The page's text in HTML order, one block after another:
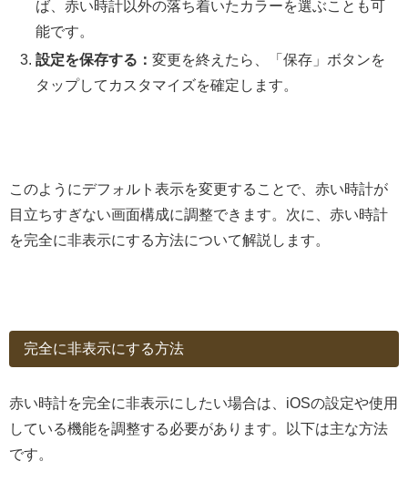
ば、赤い時計以外の落ち着いたカラーを選ぶことも可
能です。
設定を保存する：変更を終えたら、「保存」ボタンを
タップしてカスタマイズを確定します。
このようにデフォルト表示を変更することで、赤い時計が
目立ちすぎない画面構成に調整できます。次に、赤い時計
を完全に非表示にする方法について解説します。
完全に非表示にする方法
赤い時計を完全に非表示にしたい場合は、iOSの設定や使用
している機能を調整する必要があります。以下は主な方法
です。